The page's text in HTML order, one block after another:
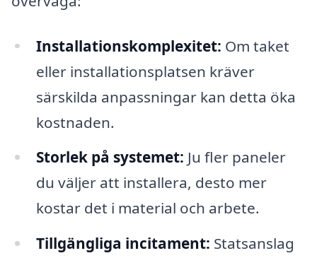
Installationskomplexitet: Om taket
eller installationsplatsen kräver
särskilda anpassningar kan detta öka
kostnaden.
Storlek på systemet: Ju fler paneler
du väljer att installera, desto mer
kostar det i material och arbete.
Tillgängliga incitament: Statsanslag